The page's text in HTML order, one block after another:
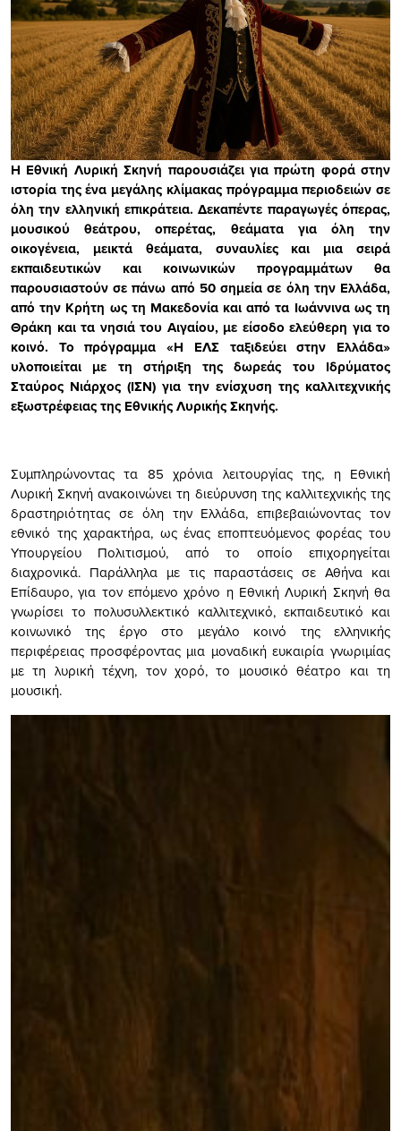
Η Εθνική Λυρική Σκηνή παρουσιάζει για πρώτη φορά στην
ιστορία της ένα μεγάλης κλίμακας πρόγραμμα περιοδειών σε
όλη την ελληνική επικράτεια. Δεκαπέντε παραγωγές όπερας,
μουσικού θεάτρου, οπερέτας, θεάματα για όλη την
οικογένεια, μεικτά θεάματα, συναυλίες και μια σειρά
εκπαιδευτικών και κοινωνικών προγραμμάτων θα
παρουσιαστούν σε πάνω από 50 σημεία σε όλη την Ελλάδα,
από την Κρήτη ως τη Μακεδονία και από τα Ιωάννινα ως τη
Θράκη και τα νησιά του Αιγαίου, με είσοδο ελεύθερη για το
κοινό. Το πρόγραμμα «Η ΕΛΣ ταξιδεύει στην Ελλάδα»
υλοποιείται με τη στήριξη της δωρεάς του Ιδρύματος
Σταύρος Νιάρχος (ΙΣΝ) για την ενίσχυση της καλλιτεχνικής
εξωστρέφειας της Εθνικής Λυρικής Σκηνής.
Συμπληρώνοντας τα 85 χρόνια λειτουργίας της, η Εθνική
Λυρική Σκηνή ανακοινώνει τη διεύρυνση της καλλιτεχνικής της
δραστηριότητας σε όλη την Ελλάδα, επιβεβαιώνοντας τον
εθνικό της χαρακτήρα, ως ένας εποπτευόμενος φορέας του
Υπουργείου Πολιτισμού, από το οποίο επιχορηγείται
διαχρονικά. Παράλληλα με τις παραστάσεις σε Αθήνα και
Επίδαυρο, για τον επόμενο χρόνο η Εθνική Λυρική Σκηνή θα
γνωρίσει το πολυσυλλεκτικό καλλιτεχνικό, εκπαιδευτικό και
κοινωνικό της έργο στο μεγάλο κοινό της ελληνικής
περιφέρειας προσφέροντας μια μοναδική ευκαιρία γνωριμίας
με τη λυρική τέχνη, τον χορό, το μουσικό θέατρο και τη
μουσική.